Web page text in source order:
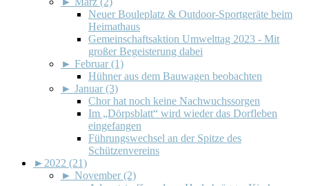
Neuer Bouleplatz & Outdoor-Sportgeräte beim
Heimathaus
Gemeinschaftsaktion Umwelttag 2023 - Mit
großer Begeisterung dabei
► Februar (1)
Hühner aus dem Bauwagen beobachten
► Januar (3)
Chor hat noch keine Nachwuchssorgen
Im „Dörpsblatt“ wird wieder das Dorfleben
eingefangen
Führungswechsel an der Spitze des
Schützenvereins
► 2022 (21)
► November (2)